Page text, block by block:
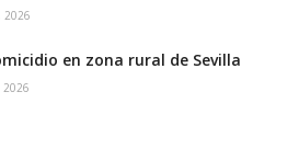
2026
en zona rural de Sevilla
2026